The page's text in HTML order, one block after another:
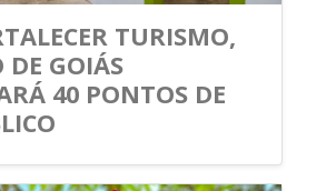
TURISMO,
DE GOIÁS
40 PONTOS DE